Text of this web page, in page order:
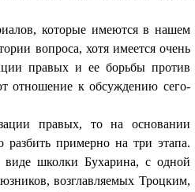
которые имеются в нашем
вопроса, хотя имеется очень
правых и ее борьбы против
отношение к обсуждению сего­
правых, то на основании
разбить примерно на три этапа.
школки Бухарина, с од­ной
возглавляемых Троцким,